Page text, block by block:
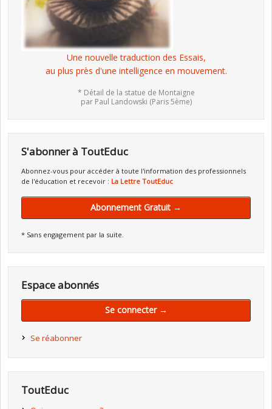
Une nouvelle traduction des Essais,
au plus près d'une intelligence en mouvement.
* Détail de la statue de Montaigne
par Paul Landowski (Paris 5ème)
S'abonner à ToutEduc
Abonnez-vous pour accéder à toute l'information des professionnels
de l'éducation et recevoir : La Lettre ToutEduc
Abonnement Gratuit →
* Sans engagement par la suite.
Espace abonnés
Se connecter →
Se réabonner
ToutEduc